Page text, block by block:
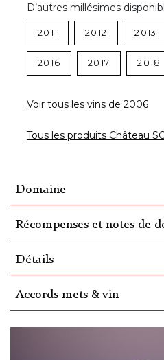
D’autres millésimes
2011 2012 2013
2016 2017 2018
Voir tous les vins de 2006
Tous les produits Château
Domaine
Récompenses et notes de
Détails
Accords mets & vin